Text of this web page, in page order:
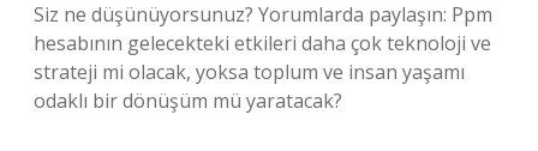
Siz ne düşünüyorsunuz? Yorumlarda paylaşın: Ppm
hesabının gelecekteki etkileri daha çok teknoloji ve
strateji mi olacak, yoksa toplum ve insan yaşamı
odaklı bir dönüşüm mü yaratacak?